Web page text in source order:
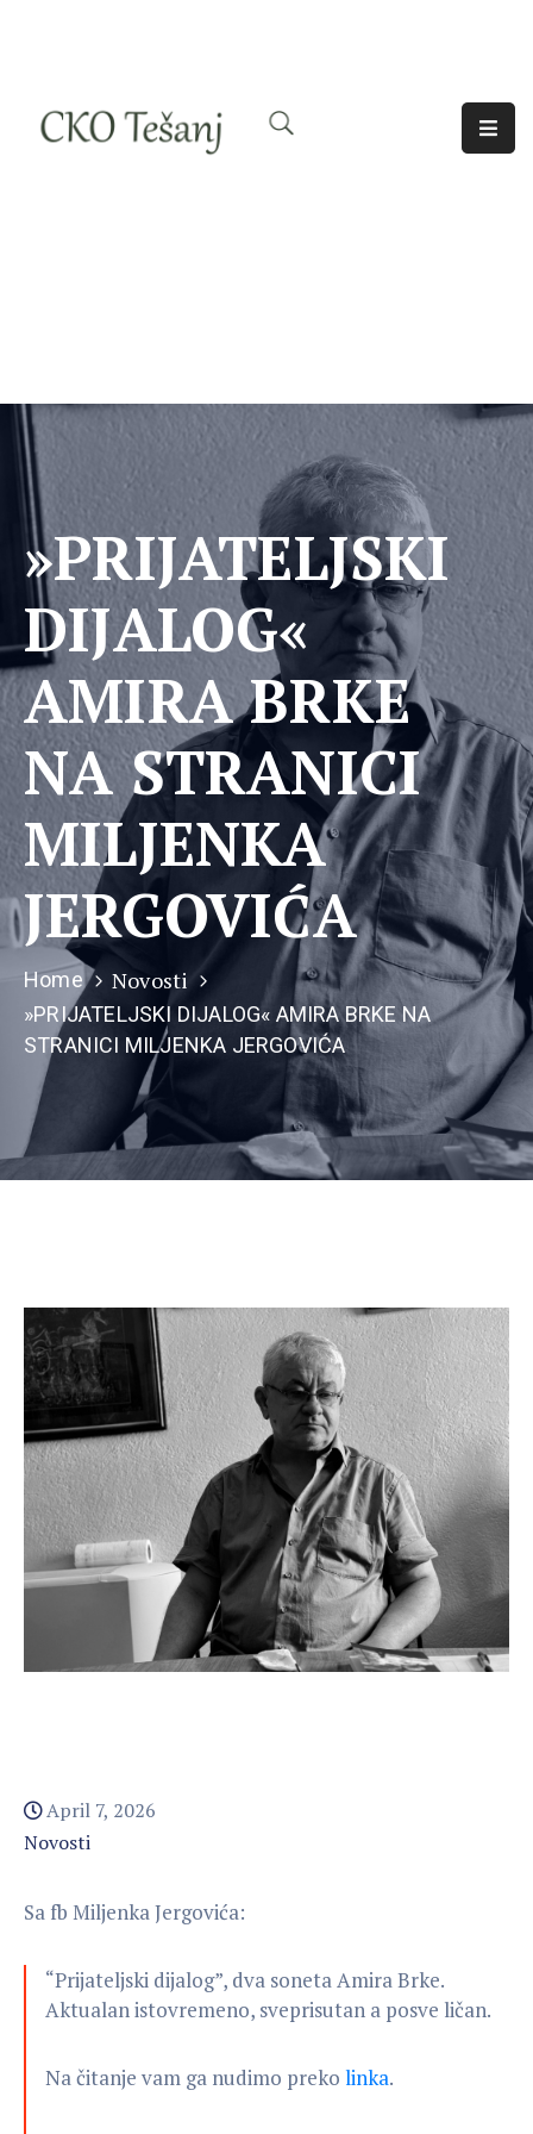
Nama
»PRIJATELJSKI
DIJALOG«
AMIRA BRKE
NA STRANICI
MILJENKA
JERGOVIĆA
Home Novosti
»PRIJATELJSKI DIJALOG« AMIRA BRKE NA
STRANICI MILJENKA JERGOVIĆA
April 7, 2026
Novosti
Sa fb Miljenka Jergovića:
“Prijateljski dijalog”, dva soneta Amira Brke.
Aktualan istovremeno, sveprisutan a posve ličan.
Na čitanje vam ga nudimo preko linka.